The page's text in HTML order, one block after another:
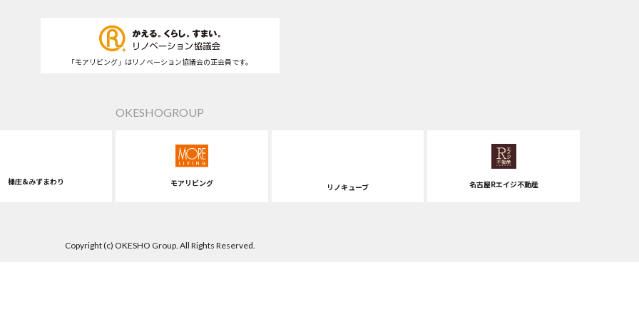
「モアリビング」はリノベーション協議会の正会員です。
OKESHOGROUP
桶庄&みずまわり モアリビング リノキューブ 名古屋Rエイジ不動産
Copyright (c) OKESHO Group. All Rights Reserved.